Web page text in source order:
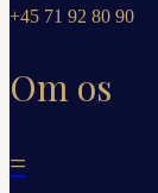
+45 71 92 80 90
Om os
=